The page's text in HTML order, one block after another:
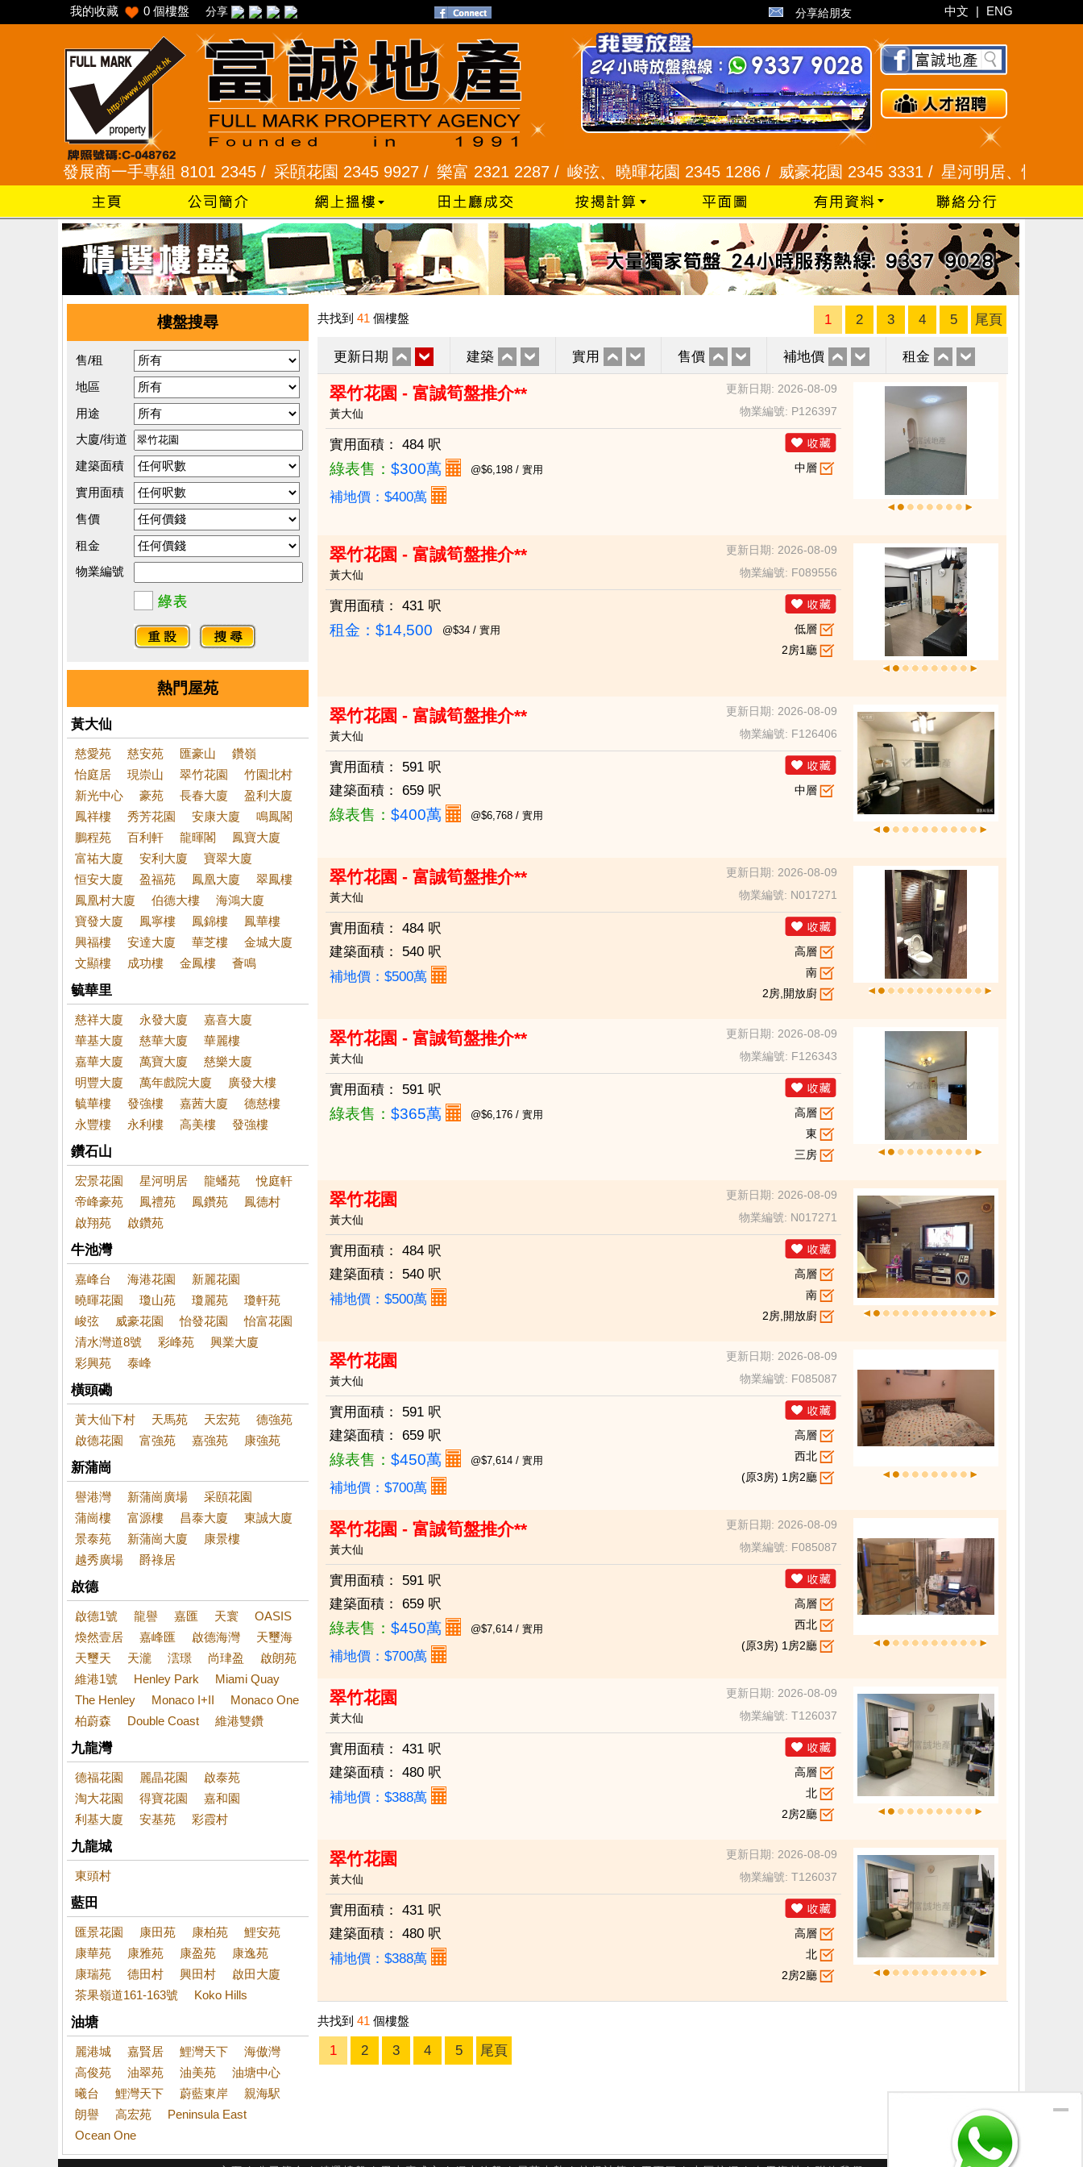
我的收藏 0 個樓盤 分享 分享給朋友 中文 | ENG
發展商一手專組 8101 2345 / 采頣花園 2345 9927 / 樂富 2321 2287 / 峻弦、曉暉花園 2345 1286 / 威豪花園 2345 3331 / 星河明居、悅庭軒 2116
樓盤搜尋
售/租
地區
用途
大廈/街道
建築面積
實用面積
售價
租金
物業編號
熱門屋苑
黃大仙
慈愛苑 慈安苑 匯豪山
鑽嶺
怡庭居
現崇山 翠竹花園
竹園北村
新光中心
豪苑 長春大廈
盈利大廈
鳳祥樓
秀芳花園 安康大廈
鳴鳳閣
鵬程苑
百利軒 龍暉閣
鳳寶大廈
富祐大廈
安利大廈
寶翠大廈
恒安大廈
盈福苑 鳳凰大廈
翠鳳樓
鳳凰村大廈
伯德大樓
海鴻大廈
寶發大廈
鳳寧樓 鳳錦樓
鳳華樓
興福樓
安達大廈 華芝樓
金城大廈
文顯樓
成功樓 金鳳樓 薈鳴
毓華里
慈祥大廈 永發大廈
嘉喜大廈
華基大廈
慈華大廈
華麗樓
嘉華大廈
萬寶大廈
慈樂大廈
明豐大廈
萬年戲院大廈
廣發大樓
毓華樓
發強樓 嘉茜大廈
德慈樓
永豐樓
永利樓 高美樓 發強樓
鑽石山
宏景花園 星河明居 龍蟠苑
悅庭軒
帝峰豪苑
鳳禮苑 鳳鑽苑
鳳德村
啟翔苑
啟鑽苑
牛池灣
嘉峰台 海港花園
新麗花園
曉暉花園
瓊山苑 瓊麗苑
瓊軒苑
峻弦
威豪花園 怡發花園
怡富花園
清水灣道8號
彩峰苑
興業大廈
彩興苑
泰峰
橫頭磡
黃大仙下村 天馬苑 天宏苑
德強苑
啟德花園
富強苑 嘉強苑 康強苑
新蒲崗
譽港灣 新蒲崗廣場
采頤花園
蒲崗樓
富源樓 昌泰大廈
東誠大廈
景泰苑
新蒲崗大廈
康景樓
越秀廣場
爵祿居
啟德
啟德1號 龍譽 嘉匯 天寰
OASIS
煥然壹居
嘉峰匯 啟德海灣
天璽海
天璽天
天瀧 澐璟 尚珒盈
啟朗苑
維港1號
Henley Park
Miami Quay
The Henley
Monaco I+II
Monaco One
柏蔚森
Double Coast 維港雙鑽
九龍灣
德福花園 麗晶花園
啟泰苑
淘大花園
得寶花園
嘉和園
利基大廈
安基苑 彩霞村
九龍城
東頭村
藍田
匯景花園 康田苑 康柏苑
鯉安苑
康華苑
康雅苑 康盈苑
康逸苑
康瑞苑
德田村 興田村
啟田大廈
茶果嶺道161-163號
Koko Hills
油塘
麗港城 嘉賢居 鯉灣天下
海傲灣
高俊苑
油翠苑 油美苑
油塘中心
曦台
鯉灣天下 蔚藍東岸
親海駅
朗譽
高宏苑
Peninsula East
Ocean One
共找到 41 個樓盤 1 2 3 4 5 尾頁
更新日期 建築 實用 售價 補地價 租金
翠竹花園 - 富誠筍盤推介**
更新日期: 2026-08-09
黃大仙
物業編號: P126397
實用面積： 484 呎
綠表售： $300萬 @$6,198 / 實用
補地價：$400萬
中層
翠竹花園 - 富誠筍盤推介**
更新日期: 2026-08-09
黃大仙
物業編號: F089556
實用面積： 431 呎
租金：$14,500 @$34 / 實用
低層
2房1廳
翠竹花園 - 富誠筍盤推介**
更新日期: 2026-08-09
黃大仙
物業編號: F126406
實用面積：
591 呎
建築面積：
659 呎
綠表售： $400萬 @$6,768 / 實用
中層
翠竹花園 - 富誠筍盤推介**
更新日期: 2026-08-09
黃大仙
物業編號: N017271
實用面積：
484 呎
建築面積：
540 呎
補地價：$500萬
高層
南
2房,開放廚
翠竹花園 - 富誠筍盤推介**
更新日期: 2026-08-09
黃大仙
物業編號: F126343
實用面積： 591 呎
綠表售： $365萬 @$6,176 / 實用
高層
東
三房
翠竹花園
更新日期: 2026-08-09
黃大仙
物業編號: N017271
實用面積：
484 呎
建築面積：
540 呎
補地價：$500萬
高層
南
2房,開放廚
翠竹花園
更新日期: 2026-08-09
黃大仙
物業編號: F085087
實用面積：
591 呎
建築面積：
659 呎
綠表售： $450萬 @$7,614 / 實用
補地價：$700萬
高層
西北
(原3房) 1房2廳
翠竹花園 - 富誠筍盤推介**
更新日期: 2026-08-09
黃大仙
物業編號: F085087
實用面積：
591 呎
建築面積：
659 呎
綠表售： $450萬 @$7,614 / 實用
補地價：$700萬
高層
西北
(原3房) 1房2廳
翠竹花園
更新日期: 2026-08-09
黃大仙
物業編號: T126037
實用面積：
431 呎
建築面積：
480 呎
補地價：$388萬
高層
北
2房2廳
翠竹花園
更新日期: 2026-08-09
黃大仙
物業編號: T126037
實用面積：
431 呎
建築面積：
480 呎
補地價：$388萬
高層
北
2房2廳
共找到 41 個樓盤
1 2 3 4 5 尾頁